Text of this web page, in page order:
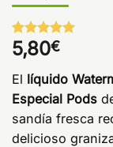
Valorado
con5de 5
en base a
1
valoración
de un
cliente
5,80€
El líquido
Especial Pods
sandía fresca
delicioso